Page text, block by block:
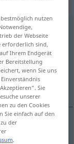
nutzen
der Webseite
erforderlich sind,
Ihrem Endgerät
Bereitstellung
wenn Sie uns
Sie
unserer
zu den Cookies
Sie einfach auf den
der
.